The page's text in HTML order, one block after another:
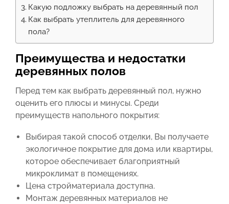
Какую подложку выбрать на деревянный пол
Как выбрать утеплитель для деревянного
пола?
Преимущества и недостатки
деревянных полов
Перед тем как выбрать деревянный пол, нужно
оценить его плюсы и минусы. Среди
преимуществ напольного покрытия:
Выбирая такой способ отделки, Вы получаете
экологичное покрытие для дома или квартиры,
которое обеспечивает благоприятный
микроклимат в помещениях.
Цена стройматериала доступна.
Монтаж деревянных материалов не